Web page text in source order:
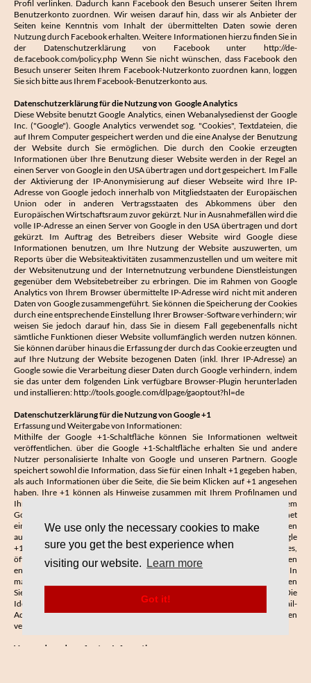
We use only the necessary cookies to make
sure you get the best experience when
visiting our website.
Learn more
Got it!
Profil verlinken. Dadurch kann Facebook den Besuch unserer Seiten Ihrem
Benutzerkonto zuordnen. Wir weisen darauf hin, dass wir als Anbieter der
Seiten keine Kenntnis vom Inhalt der übermittelten Daten sowie deren
Nutzung durch Facebook erhalten. Weitere Informationen hierzu finden Sie in
der Datenschutzerklärung von Facebook unter http://de-
de.facebook.com/policy.php Wenn Sie nicht wünschen, dass Facebook den
Besuch unserer Seiten Ihrem Facebook-Nutzerkonto zuordnen kann, loggen
Sie sich bitte aus Ihrem Facebook-Benutzerkonto aus.
Datenschutzerklärung für die Nutzung von Google Analytics
Diese Website benutzt Google Analytics, einen Webanalysedienst der Google
Inc. ("Google"). Google Analytics verwendet sog. "Cookies", Textdateien, die
auf Ihrem Computer gespeichert werden und die eine Analyse der Benutzung
der Website durch Sie ermöglichen. Die durch den Cookie erzeugten
Informationen über Ihre Benutzung dieser Website werden in der Regel an
einen Server von Google in den USA übertragen und dort gespeichert. Im Falle
der Aktivierung der IP-Anonymisierung auf dieser Webseite wird Ihre IP-
Adresse von Google jedoch innerhalb von Mitgliedstaaten der Europäischen
Union oder in anderen Vertragsstaaten des Abkommens über den
Europäischen Wirtschaftsraum zuvor gekürzt. Nur in Ausnahmefällen wird die
volle IP-Adresse an einen Server von Google in den USA übertragen und dort
gekürzt. Im Auftrag des Betreibers dieser Website wird Google diese
Informationen benutzen, um Ihre Nutzung der Website auszuwerten, um
Reports über die Websiteaktivitäten zusammenzustellen und um weitere mit
der Websitenutzung und der Internetnutzung verbundene Dienstleistungen
gegenüber dem Websitebetreiber zu erbringen. Die im Rahmen von Google
Analytics von Ihrem Browser übermittelte IP-Adresse wird nicht mit anderen
Daten von Google zusammengeführt. Sie können die Speicherung der Cookies
durch eine entsprechende Einstellung Ihrer Browser-Software verhindern; wir
weisen Sie jedoch darauf hin, dass Sie in diesem Fall gegebenenfalls nicht
sämtliche Funktionen dieser Website vollumfänglich werden nutzen können.
Sie können darüber hinaus die Erfassung der durch das Cookie erzeugten und
auf Ihre Nutzung der Website bezogenen Daten (inkl. Ihrer IP-Adresse) an
Google sowie die Verarbeitung dieser Daten durch Google verhindern, indem
sie das unter dem folgenden Link verfügbare Browser-Plugin herunterladen
und installieren:http://tools.google.com/dlpage/gaoptout?hl=de
Datenschutzerklärung für die Nutzung von Google +1
Erfassung und Weitergabe von Informationen:
Mithilfe der Google +1-Schaltfläche können Sie Informationen weltweit
veröffentlichen. über die Google +1-Schaltfläche erhalten Sie und andere
Nutzer personalisierte Inhalte von Google und unseren Partnern. Google
speichert sowohl die Information, dass Sie für einen Inhalt +1 gegeben haben,
als auch Informationen über die Seite, die Sie beim Klicken auf +1 angesehen
haben. Ihre +1 können als Hinweise zusammen mit Ihrem Profilnamen und
Ihrem Foto in Google-Diensten, wie etwa in Suchergebnissen oder in Ihrem
Google-Profil, oder an anderen Stellen auf Websites und Anzeigen im Internet
eingeblendet werden.Google zeichnet Informationen über Ihre +1-Aktivitäten
auf, um die Google-Dienste für Sie und andere zu verbessern. Um die Google
+1-Schaltfläche verwenden zu können, benötigen Sie ein weltweit sichtbares,
öffentliches Google-Profil, das zumindest den für das Profil gewählten Namen
enthalten muss. Dieser Name wird in allen Google-Diensten verwendet. In
manchen Fällen kann dieser Name auch einen anderen Namen ersetzen, den
Sie beim Teilen von Inhalten über Ihr Google-Konto verwendet haben. Die
Identität Ihres Google-Profils kann Nutzern angezeigt werden, die Ihre E-Mail-
Adresse kennen oder über andere identifizierende Informationen von Ihnen
verfügen.
Verwendung der erfassten Informationen